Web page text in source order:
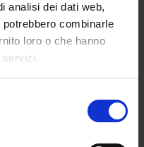
analisi dei dati web,
combinarle
loro o che hanno
servizi.
ARTISTICA A
FASHION,
– The Art